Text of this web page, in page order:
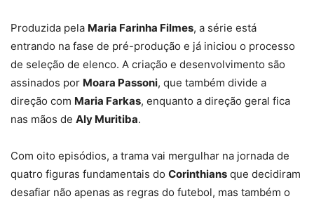
Produzida pela Maria Farinha Filmes, a série está
entrando na fase de pré-produção e já iniciou o processo
de seleção de elenco. A criação e desenvolvimento são
assinados por Moara Passoni, que também divide a
direção com Maria Farkas, enquanto a direção geral fica
nas mãos de Aly Muritiba.
Com oito episódios, a trama vai mergulhar na jornada de
quatro figuras fundamentais do Corinthians que decidiram
desafiar não apenas as regras do futebol, mas também o